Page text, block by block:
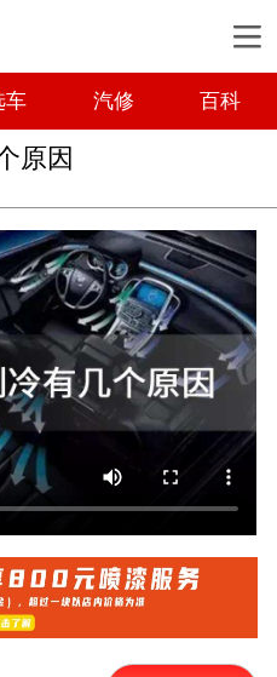
车 汽修 百科
原因